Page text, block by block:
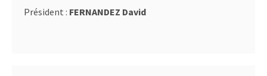
Président : FERNANDEZ David